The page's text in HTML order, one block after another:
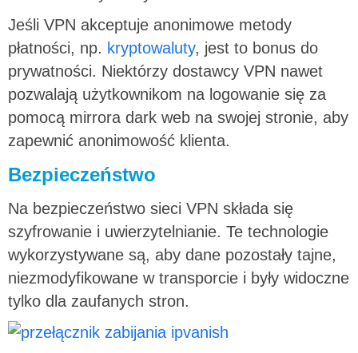
Jeśli VPN akceptuje anonimowe metody
płatności, np. kryptowaluty, jest to bonus do
prywatności. Niektórzy dostawcy VPN nawet
pozwalają użytkownikom na logowanie się za
pomocą mirrora dark web na swojej stronie, aby
zapewnić anonimowość klienta.
Bezpieczeństwo
Na bezpieczeństwo sieci VPN składa się
szyfrowanie i uwierzytelnianie. Te technologie
wykorzystywane są, aby dane pozostały tajne,
niezmodyfikowane w transporcie i były widoczne
tylko dla zaufanych stron.